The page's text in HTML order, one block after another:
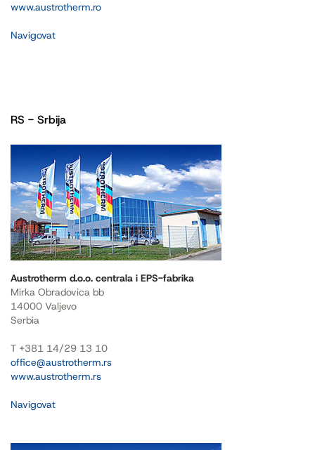
www.austrotherm.ro
Navigovat
RS - Srbija
Austrotherm d.o.o. centrala i EPS-fabrika
Mirka Obradovica bb
14000 Valjevo
Serbia
T +381 14/29 13 10
office@austrotherm.rs
www.austrotherm.rs
Navigovat